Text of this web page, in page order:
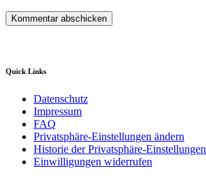
Quick Links
Datenschutz
Impressum
FAQ
Privatsphäre-Einstellungen ändern
Historie der Privatsphäre-Einstellungen
Einwilligungen widerrufen